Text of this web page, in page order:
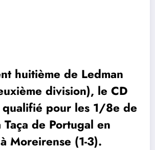
huitième de Ledman
division), le CD
qualifié pour les 1/8e de
de Portugal en
Moreirense (1-3).